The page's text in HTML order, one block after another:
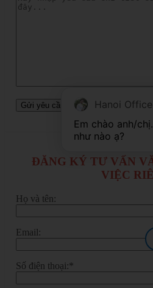
ĐĂNG KÝ TƯ VẤN
VIỆC
Họ và tên:
Email:
Số điện thoại:*
Hanoi Office
Em chào anh/